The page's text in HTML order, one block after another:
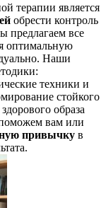
терапии является
обрести контроль
предлагаем все
оптимальную
Наши
техники и
стойкого
образа
вам или
привычку в